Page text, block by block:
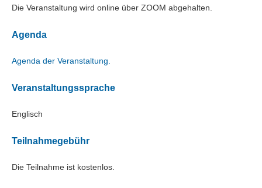
Die Veranstaltung wird online über ZOOM abgehalten.
Agenda
Agenda der Veranstaltung.
Veranstaltungssprache
Englisch
Teilnahmegebühr
Die Teilnahme ist kostenlos.